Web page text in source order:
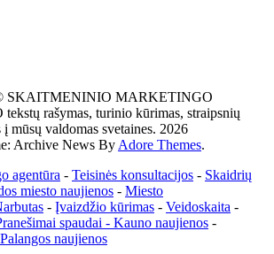
SKAITMENINIO MARKETINGO
rašymas, turinio kūrimas, straipsnių
mūsų valdomas svetaines. 2026
Archive News By Adore Themes.
agentūra - Teisinės konsultacijos - Skaidrių
miesto naujienos - Miesto
- Įvaizdžio kūrimas - Veidoskaita -
spaudai - Kauno naujienos -
Palangos naujienos